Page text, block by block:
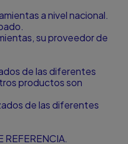
a nivel nacional.
su proveedor de
de las diferentes
productos son
de las diferentes
REFERENCIA.